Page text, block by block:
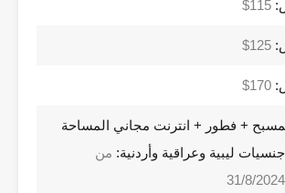
115$
125$
170$
+ فطور + انترنت مجاني المساحة
من